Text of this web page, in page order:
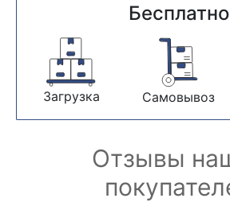
Бесплатно
Загрузка Самовывоз
Отзывы